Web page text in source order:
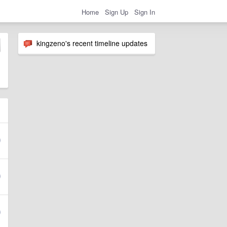
Home Sign Up Sign In
kingzeno's recent timeline updates